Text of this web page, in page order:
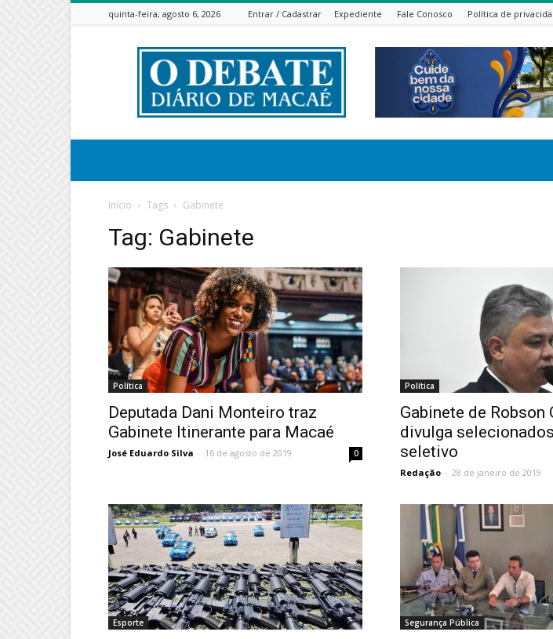
quinta-feira, agosto 6, 2026 Entrar / Cadastrar Expediente Fale Conosco Política de
ODEBATEON
Início Tags Gabinete
Tag: Gabinete
Política
Deputada Dani Monteiro traz
Gabinete Itinerante para Macaé
José Eduardo Silva - 16 de agosto de 2019 0
Política
Gabinete de Robson
divulga
seletivo
Redação - 28 de janeiro de 2019
Esporte Segurança Pública